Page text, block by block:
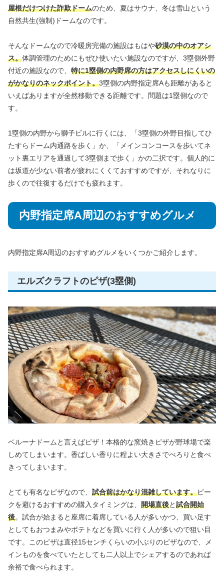
屋根だけつけた詐欺ドームのため、夏はサウナ、冬は雪山という
自然共生(強制)ドームなのです。
そんなドームなので冷暖房完備の施設はもはや砂漠の中のオアシ
ス。体調管理のためにもぜひ使いたい施設なのですが、3塁側外野
付近の施設なので、 特に1塁側の内野席の方はアクセスしにくいの
がかなりのネックポイント。3塁側の内野指定席Aも距離があると
いえばありますが全然移動できる距離です。問題は1塁側なので
す。
1塁側の内野から獅子ビルに行くには、「3塁側の外野目指してひ
たすらドーム内通路を歩く」か、「メインコンコースを歩いてネ
ット裏エリアを通過して3塁側まで歩く」かの二択です。個人的に
は坂道が少ない前者が疲れにくくておすすめですが、それなりに
歩くので往復するだけでも疲れます。
内野指定席A周辺のおすすめグルメ
内野指定席A周辺のおすすめグルメをいくつかご紹介します。
エルズクラフトのピザ(3塁側)
ベルーナドームと言えばピザ！本格的な窯焼きピザが野球場で楽
しめてしまいます。香ばしい香りに程よい大きさでぺろりと食べ
きってしまいます。
とても有名なピザなので、 試合前はかなり混雑しています。ピー
クを避けるおすすめの購入タイミングは、 開場直後と試合開始
後。試合が始まると座席に着席している人が多いかつ、買い足す
としてもおつまみやポテトなどを買いに行く人が多いので狙い目
です。このピザは直径15センチくらいの小ぶりのピザなので、メ
インものを食べていたとしても二人以上でシェアするのであれば
余裕で食べられます。